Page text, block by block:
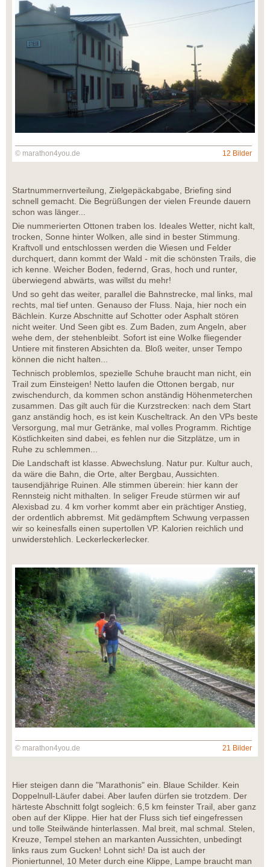
© marathon4you.de 12 Bilder
Startnummernverteilung, Zielgepäckabgabe, Briefing sind
schnell gemacht. Die Begrüßungen der vielen Freunde dauern
schon was länger...
Die nummerierten Ottonen traben los. Ideales Wetter, nicht kalt,
trocken, Sonne hinter Wolken, alle sind in bester Stimmung.
Kraftvoll und entschlossen werden die Wiesen und Felder
durchquert, dann kommt der Wald - mit die schönsten Trails, die
ich kenne. Weicher Boden, federnd, Gras, hoch und runter,
überwiegend abwärts, was willst du mehr!
Und so geht das weiter, parallel die Bahnstrecke, mal links, mal
rechts, mal tief unten. Genauso der Fluss. Naja, hier noch ein
Bächlein. Kurze Abschnitte auf Schotter oder Asphalt stören
nicht weiter. Und Seen gibt es. Zum Baden, zum Angeln, aber
wehe dem, der stehenbleibt. Sofort ist eine Wolke fliegender
Untiere mit finsteren Absichten da. Bloß weiter, unser Tempo
können die nicht halten...
Technisch problemlos, spezielle Schuhe braucht man nicht, ein
Trail zum Einsteigen! Netto laufen die Ottonen bergab, nur
zwischendurch, da kommen schon anständig Höhenmeterchen
zusammen. Das gilt auch für die Kurzstrecken: nach dem Start
ganz anständig hoch, es ist kein Kuscheltrack. An den VPs beste
Versorgung, mal mur Getränke, mal volles Programm. Richtige
Köstlichkeiten sind dabei, es fehlen nur die Sitzplätze, um in
Ruhe zu schlemmen...
Die Landschaft ist klasse. Abwechslung. Natur pur. Kultur auch,
da wäre die Bahn, die Orte, alter Bergbau, Aussichten.
tausendjährige Ruinen. Alle stimmen überein: hier kann der
Rennsteig nicht mithalten. In seliger Freude stürmen wir auf
Alexisbad zu. 4 km vorher kommt aber ein prächtiger Anstieg,
der ordentlich abbremst. Mit gedämpftem Schwung verpassen
wir so keinesfalls einen supertollen VP. Kalorien reichlich und
unwiderstehlich. Leckerleckerlecker.
© marathon4you.de 21 Bilder
Hier steigen dann die "Marathonis" ein. Blaue Schilder. Kein
Doppelnull-Läufer dabei. Aber laufen dürfen sie trotzdem. Der
härteste Abschnitt folgt sogleich: 6,5 km feinster Trail, aber ganz
oben auf der Klippe. Hier hat der Fluss sich tief eingefressen
und tolle Steilwände hinterlassen. Mal breit, mal schmal. Stelen,
Kreuze, Tempel stehen an markanten Aussichten, unbedingt
links raus zum Gucken! Lohnt sich! Da ist auch der
Pioniertunnel, 10 Meter durch eine Klippe, Lampe braucht man